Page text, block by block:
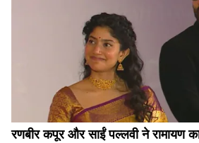
रणबीर कपूर और साईं पल्लवी ने रामायण